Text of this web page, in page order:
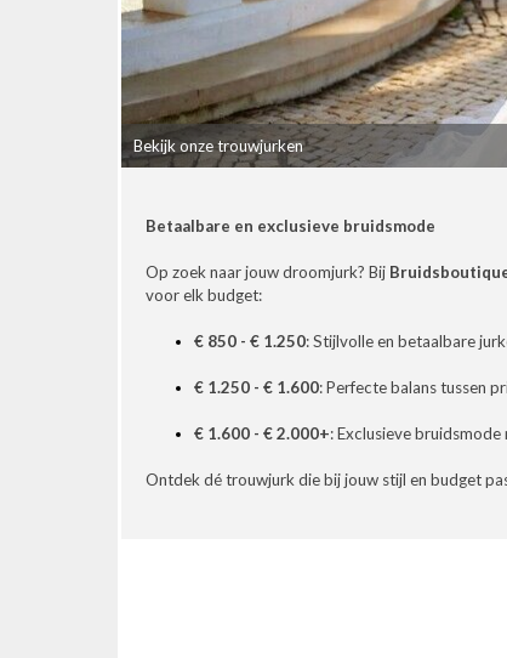
Bekijk onze trouwjurken
Betaalbare en exclusieve bruidsmode
Op zoek naar jouw droomjurk? Bij
voor elk budget:
€ 850 - € 1.250: Stijlvolle en betaalbare
€ 1.250 - € 1.600: Perfecte balans tussen
€ 1.600 - € 2.000+: Exclusieve bruidsmode
Ontdek dé trouwjurk die bij jouw stijl en budget
Pronovias
Pronovias is één van de meest
Spaanse bruidsmodemerk